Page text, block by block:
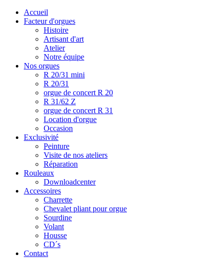
Accueil
Facteur d'orgues
Histoire
Artisant d'art
Atelier
Notre équipe
Nos orgues
R 20/31 mini
R 20/31
orgue de concert R 20
R 31/62 Z
orgue de concert R 31
Location d'orgue
Occasion
Exclusivité
Peinture
Visite de nos ateliers
Réparation
Rouleaux
Downloadcenter
Accessoires
Charrette
Chevalet pliant pour orgue
Sourdine
Volant
Housse
CD´s
Contact